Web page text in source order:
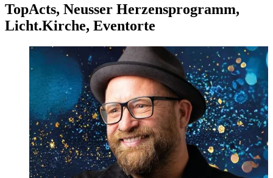
TopActs, Neusser Herzensprogramm,
Licht.Kirche, Eventorte